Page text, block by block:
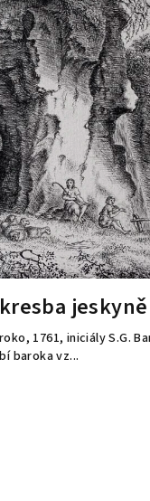
jeskyně
1761, iniciály S.G.
baroka vz...